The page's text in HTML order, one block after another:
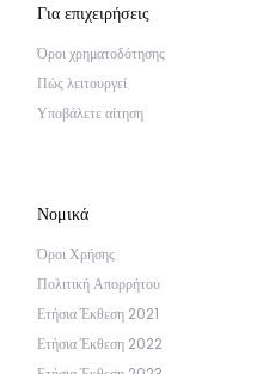
Για επιχειρήσεις
Όροι χρηματοδότησης
Πώς λειτουργεί
Υποβάλετε αίτηση
Νομικά
Όροι Χρήσης
Πολιτική Απορρήτου
Ετήσια Έκθεση 2021
Ετήσια Έκθεση 2022